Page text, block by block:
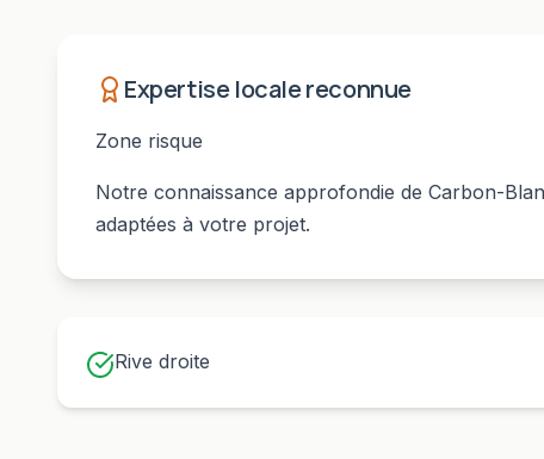
Expertise locale reconnue
Zone risque
Notre connaissance approfondie de Carbon-
adaptées à votre projet.
Rive droite